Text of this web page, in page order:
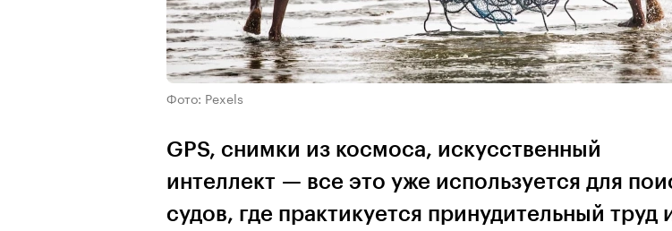
Фото: Pexels
GPS, снимки из космоса, искусственный
интеллект — все это уже используется для
судов, где практикуется принудительный труд